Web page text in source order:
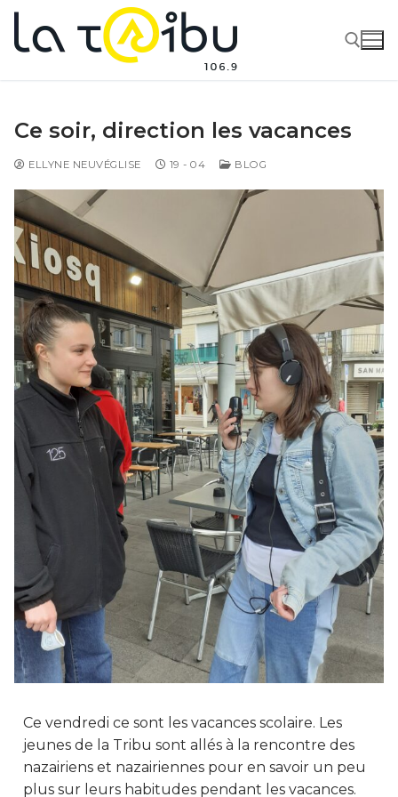
Ce soir, direction les vacances
ELLYNE NEUVÉGLISE 19 - 04 BLOG
Ce vendredi ce sont les vacances scolaire. Les
jeunes de la Tribu sont allés à la rencontre des
nazairiens et nazairiennes pour en savoir un peu
plus sur leurs habitudes pendant les vacances.